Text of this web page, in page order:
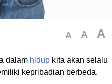
A A A
dalam hidup kita akan selalu
kepribadian berbeda.